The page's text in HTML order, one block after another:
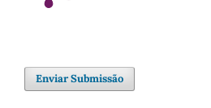
Enviar Submissão